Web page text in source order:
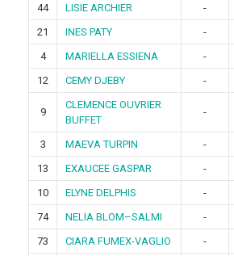
44
LISIE ARCHIER -
21
INES PATY -
4
MARIELLA ESSIENA -
12
CEMY DJEBY -
9
CLEMENCE OUVRIER
BUFFET
-
3 MAEVA TURPIN -
13
EXAUCEE GASPAR -
10
ELYNE DELPHIS -
74
NELIA BLOM–SALMI -
73
CIARA FUMEX-VAGLIO -